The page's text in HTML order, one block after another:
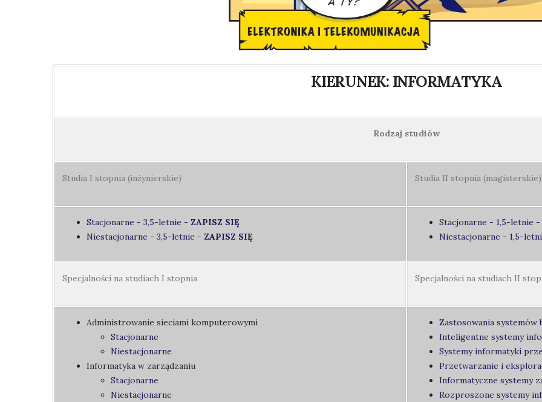
KIERUNEK: INFORMATYKA
Rodzaj studiów
Studia I stopnia (inżynierskie) Studia II stopnia (magisterskie)
Stacjonarne - 3,5-letnie - ZAPISZ SIĘ
Niestacjonarne - 3,5-letnie - ZAPISZ SIĘ
Stacjonarne - 1,5-letnie -
Niestacjonarne - 1,5-
Specjalności na studiach I stopnia Specjalności na studiach II
Administrowanie sieciami komputerowymi
Stacjonarne
Niestacjonarne
Informatyka w zarządzaniu
Stacjonarne
Niestacjonarne
Zastosowania systemów
Inteligentne systemy
Systemy informatyki
Przetwarzanie i
Informatyczne systemy
Rozproszone systemy